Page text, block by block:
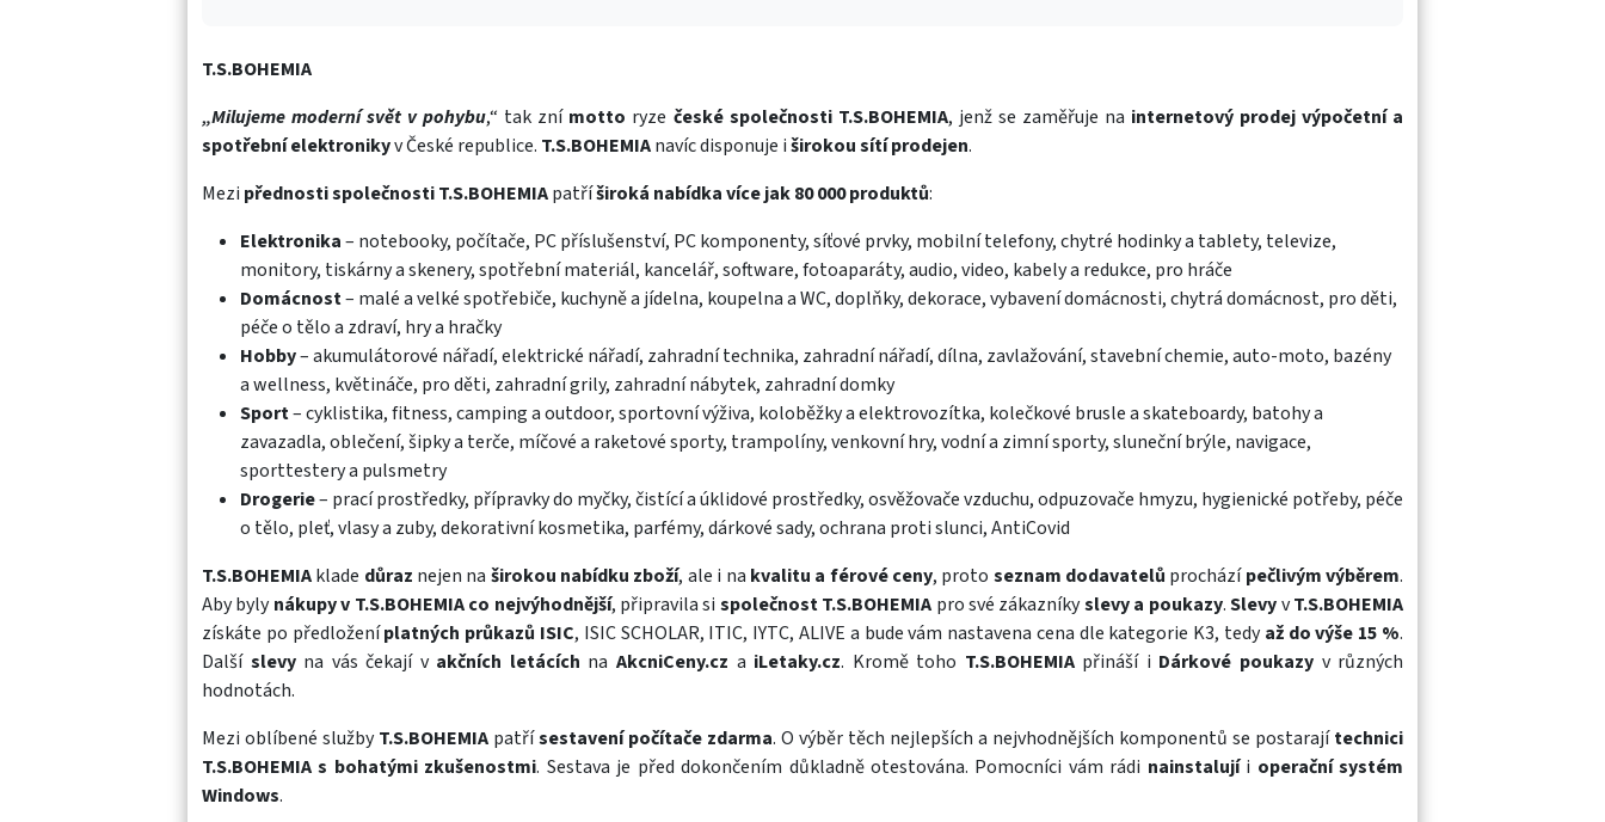
T.S.BOHEMIA
„Milujeme moderní svět v pohybu,“ tak zní motto ryze české společnosti T.S.BOHEMIA, jenž se zaměřuje na internetový prodej výpočetní a
spotřební elektronikyv České republice. T.S.BOHEMIAnavíc disponuje iširokou sítí prodejen.
Mezi přednosti společnosti T.S.BOHEMIApatříširoká nabídkavíce jak 80 000 produktů:
Elektronika– notebooky, počítače, PC příslušenství, PC komponenty, síťové prvky, mobilní telefony, chytré hodinky a tablety, televize,
monitory, tiskárny a skenery, spotřební materiál, kancelář, software, fotoaparáty, audio, video, kabely a redukce, pro hráče
Domácnost– malé a velké spotřebiče, kuchyně a jídelna, koupelna a WC, doplňky, dekorace, vybavení domácnosti, chytrá domácnost, pro děti,
péče o tělo a zdraví, hry a hračky
Hobby– akumulátorové nářadí, elektrické nářadí, zahradní technika, zahradní nářadí, dílna, zavlažování, stavební chemie, auto-moto, bazény
a wellness, květináče, pro děti, zahradní grily, zahradní nábytek, zahradní domky
Sport– cyklistika, fitness, camping a outdoor, sportovní výživa, koloběžky a elektrovozítka, kolečkové brusle a skateboardy, batohy a
zavazadla, oblečení, šipky a terče, míčové a raketové sporty, trampolíny, venkovní hry, vodní a zimní sporty, sluneční brýle, navigace,
sporttestery a pulsmetry
Drogerie– prací prostředky, přípravky do myčky, čistící a úklidové prostředky, osvěžovače vzduchu, odpuzovače hmyzu, hygienické potřeby, péče
o tělo, pleť, vlasy a zuby, dekorativní kosmetika, parfémy, dárkové sady, ochrana proti slunci, AntiCovid
T.S.BOHEMIAklade důraz nejen na širokou nabídku zboží, ale i na kvalitu a férové ceny, proto seznam dodavatelů procházípečlivým výběrem.
Aby bylynákupy v T.S.BOHEMIAco nejvýhodnější, připravila si společnost T.S.BOHEMIA pro své zákazníkyslevy a poukazy.SlevyvT.S.BOHEMIA
získáte po předloženíplatných průkazů ISIC, ISIC SCHOLAR, ITIC, IYTC, ALIVE a bude vám nastavena cena dle kategorie K3, tedyaž do výše 15 %.
Další slevy na vás čekají v akčních letácích na AkcniCeny.cz a iLetaky.cz. Kromě toho T.S.BOHEMIApřináší i Dárkové poukazy v různých
hodnotách.
Mezi oblíbené službyT.S.BOHEMIA patřísestavení počítače zdarma. O výběr těch nejlepších a nejvhodnějších komponentů se postarajítechnici
T.S.BOHEMIA s bohatými zkušenostmi. Sestava je před dokončením důkladně otestována. Pomocníci vám rádi nainstalujíi operační systém
Windows.